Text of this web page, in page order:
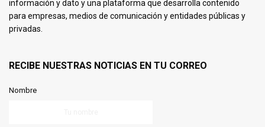
información y dato y una plataforma que desarrolla contenido
para empresas, medios de comunicación y entidades públicas y
privadas.
RECIBE NUESTRAS NOTICIAS EN TU CORREO
Nombre